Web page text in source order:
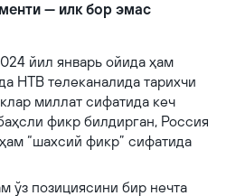
— илк бор эмас
йил январь ойида ҳам
НТВ телеканалида тарихчи
миллат сифатида кеч
фикр билдирган, Россия
“шахсий фикр” сифатида
ўз позициясини бир нечта